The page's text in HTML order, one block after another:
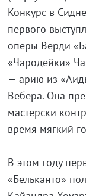
Конкурс в
первого
оперы Верди
«Чародейки»
— арию из
Вебера. Она
мастерски
время мягкий
В этом году
«Бельканто»